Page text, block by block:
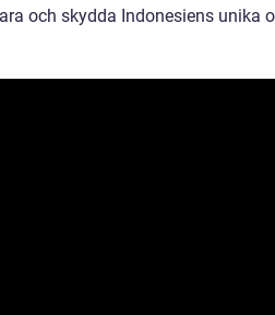
och skydda Indonesiens unika